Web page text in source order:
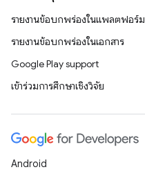
รายงานข้อบกพร่องในแพลตฟอร์ม
รายงานข้อบกพร่องในเอกสาร
Google Play support
เข้าร่วมการศึกษาเชิงวิจัย
Android